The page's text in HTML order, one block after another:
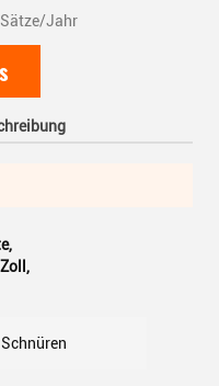
Jahr
,
,
Schnüren